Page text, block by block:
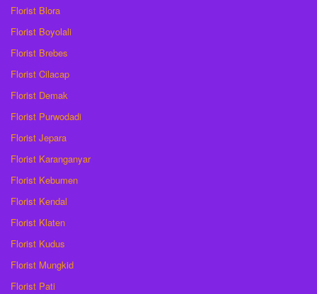
Florist Blora
Florist Boyolali
Florist Brebes
Florist Cilacap
Florist Demak
Florist Purwodadi
Florist Jepara
Florist Karanganyar
Florist Kebumen
Florist Kendal
Florist Klaten
Florist Kudus
Florist Mungkid
Florist Pati